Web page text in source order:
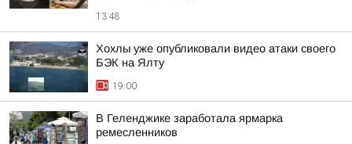
13:48
Хохлы уже опубликовали видео атаки своего
БЭК на Ялту
19:00
В Геленджике заработала ярмарка
ремесленников